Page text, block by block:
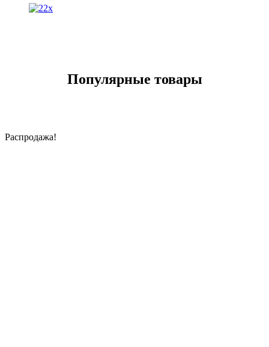
Популярные товары
Распродажа!